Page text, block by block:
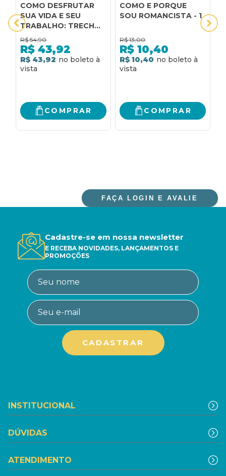
COMO DESFRUTAR
SUA VIDA E SEU
TRABALHO: TRECHOS
SELECIONADOS DE
COMO FAZER AMIGOS
E INFLUENCIAR
PESSOAS E COMO
R$ 54,90
R$ 43,92
R$ 43,92
COMPRAR
COMO E PORQUE
SOU ROMANCISTA - 1
R$ 13,00
R$ 10,40
R$ 10,40
COMPRAR
FAÇA LOGIN E AVALIE
Cadastre-se em nossa newsletter
E RECEBA NOVIDADES, LANÇAMENTOS E
PROMOÇÕES
INSTITUCIONAL
DÚVIDAS
ATENDIMENTO